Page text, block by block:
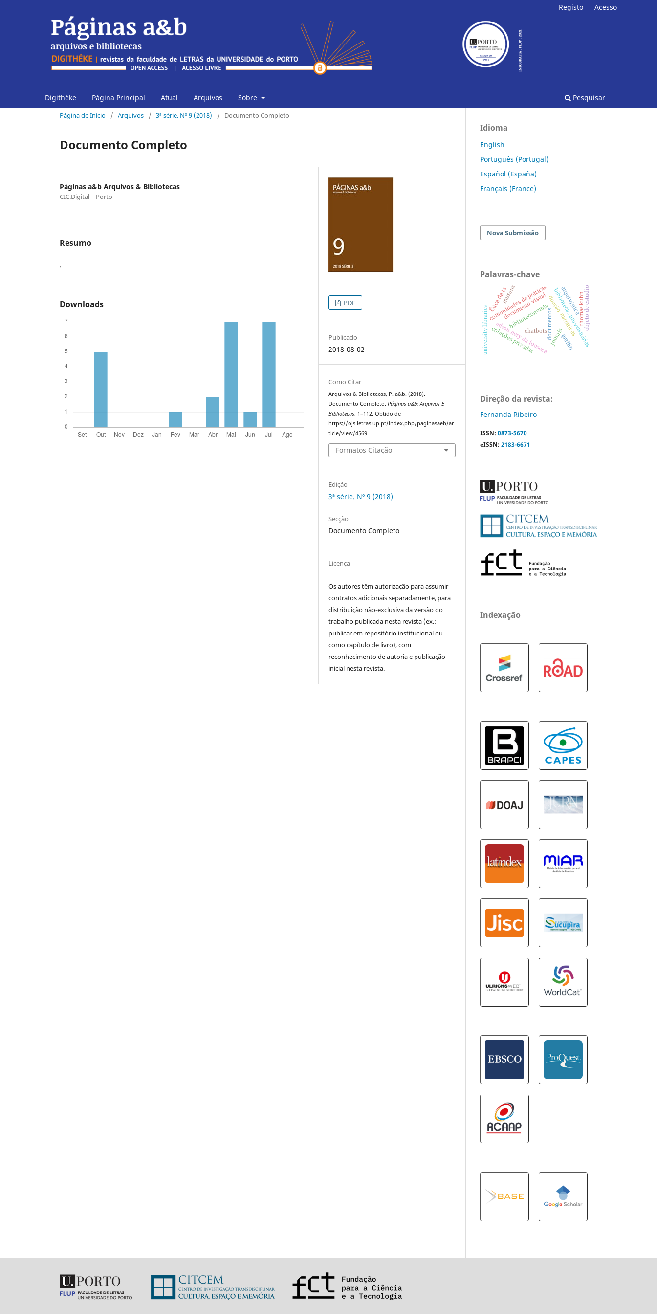
Digithéke Página Principal Atual Arquivos Sobre Pesquisar
Registo Acesso
Página de Início / Arquivos / 3ª série. Nº 9 (2018) / Documento Completo
Documento Completo
Páginas a&b Arquivos & Bibliotecas
CIC.Digital – Porto
Resumo
.
Downloads PDF
Publicado
2018-08-02
Como Citar
Arquivos & Bibliotecas, P. a&b. (2018).
Documento Completo.Páginas a&b: Arquivos E
Bibliotecas, 1–112. Obtido de
https://ojs.letras.up.pt/index.php/paginasaeb/ar
ticle/view/4569
Formatos Citação
Edição
3ª série. Nº 9 (2018)
Secção
Documento Completo
Licença
Os autores têm autorização para assumir
contratos adicionais separadamente, para
distribuição não-exclusiva da versão do
trabalho publicada nesta revista (ex.:
publicar em repositório institucional ou
como capítulo de livro), com
reconhecimento de autoria e publicação
inicial nesta revista.
Idioma
English
Português (Portugal)
Español (España)
Français (France)
Nova Submissão
Palavras-chave
biblioteconomiadocumentos
edson nery da fonsecajornaisnarrativas
bibliotecas universitárias
comunidades de práticas
university libraries
arquivística
chatbots
Ética da ia
coleções privadas
doação
museus objeto de estudio
thomas kuhn
documento visual
graffiti
Direção da revista:
Fernanda Ribeiro
ISSN: 0873-5670
eISSN: 2183-6671
Indexação